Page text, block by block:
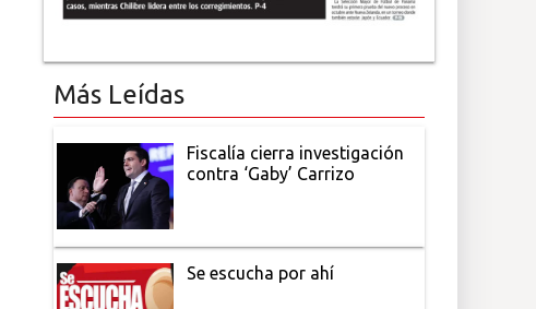
Más Leídas
Fiscalía cierra investigación
contra ‘Gaby’ Carrizo
Se escucha por ahí